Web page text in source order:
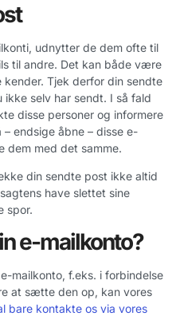
udnytter de dem ofte til
til andre. Det kan både være
Tjek derfor din sendte
ikke selv har sendt. I så fald
disse personer og informere
endsige åbne – disse e-
dem med det samme.
din sendte post ikke altid
have slettet sine
spor.
e-mailkonto?
mailkonto, f.eks. i forbindelse
at sætte den op, kan vores
bare kontakte os via vores